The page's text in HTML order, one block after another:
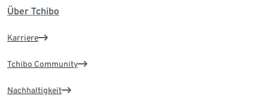
Über Tchibo
Karriere
Tchibo Community
Nachhaltigkeit